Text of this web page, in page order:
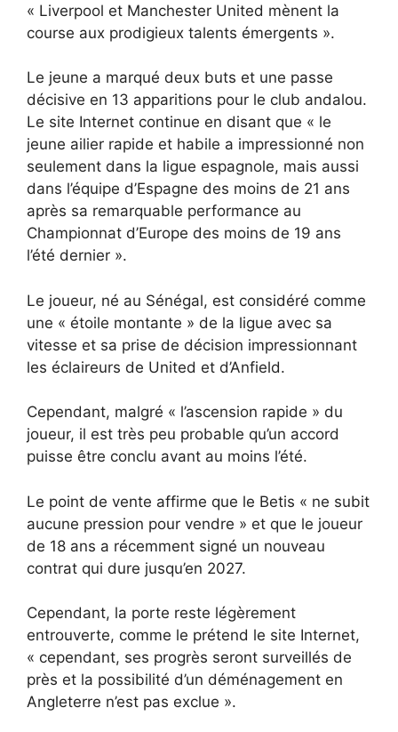
« Liverpool et Manchester United mènent la
course aux prodigieux talents émergents ».
Le jeune a marqué deux buts et une passe
décisive en 13 apparitions pour le club andalou.
Le site Internet continue en disant que « le
jeune ailier rapide et habile a impressionné non
seulement dans la ligue espagnole, mais aussi
dans l’équipe d’Espagne des moins de 21 ans
après sa remarquable performance au
Championnat d’Europe des moins de 19 ans
l’été dernier ».
Le joueur, né au Sénégal, est considéré comme
une « étoile montante » de la ligue avec sa
vitesse et sa prise de décision impressionnant
les éclaireurs de United et d’Anfield.
Cependant, malgré « l’ascension rapide » du
joueur, il est très peu probable qu’un accord
puisse être conclu avant au moins l’été.
Le point de vente affirme que le Betis « ne subit
aucune pression pour vendre » et que le joueur
de 18 ans a récemment signé un nouveau
contrat qui dure jusqu’en 2027.
Cependant, la porte reste légèrement
entrouverte, comme le prétend le site Internet,
« cependant, ses progrès seront surveillés de
près et la possibilité d’un déménagement en
Angleterre n’est pas exclue ».